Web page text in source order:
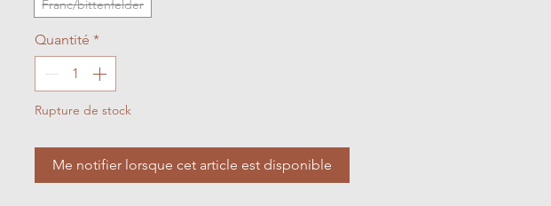
Franc/bittenfelder
Quantité *
Rupture de stock
Me notifier lorsque cet article est disponible